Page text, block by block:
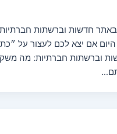
באתר חדשות וברשתות
אם יצא לכם לעצור על
וברשתות חברתיות: מה